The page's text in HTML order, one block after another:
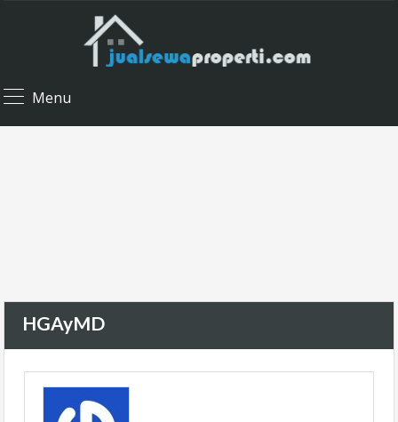
Menu
HGAyMD